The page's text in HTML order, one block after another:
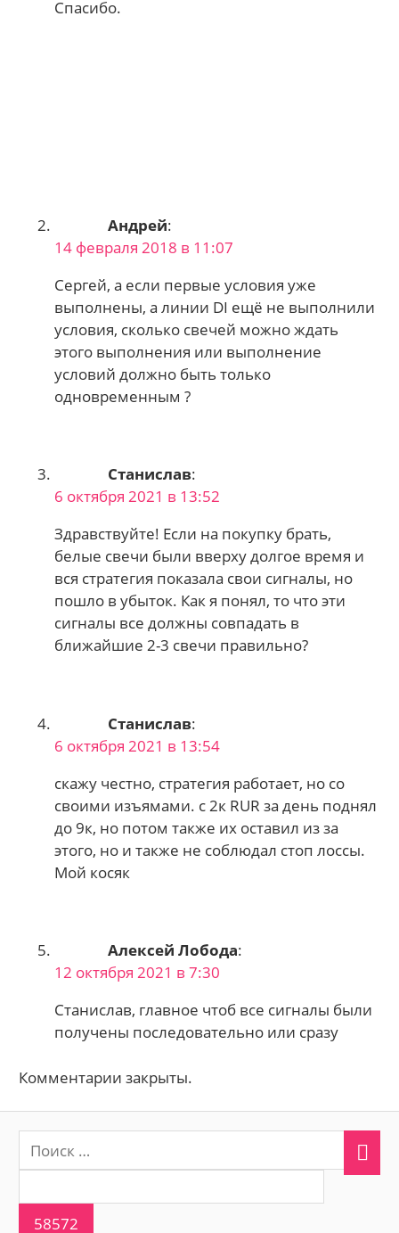
Спасибо.
Андрей:
14 февраля 2018 в 11:07
Сергей, а если первые условия уже
выполнены, а линии DI ещё не выполнили
условия, сколько свечей можно ждать
этого выполнения или выполнение
условий должно быть только
одновременным ?
Станислав:
6 октября 2021 в 13:52
Здравствуйте! Если на покупку брать,
белые свечи были вверху долгое время и
вся стратегия показала свои сигналы, но
пошло в убыток. Как я понял, то что эти
сигналы все должны совпадать в
ближайшие 2-3 свечи правильно?
Станислав:
6 октября 2021 в 13:54
скажу честно, стратегия работает, но со
своими изъямами. с 2к RUR за день поднял
до 9к, но потом также их оставил из за
этого, но и также не соблюдал стоп лоссы.
Мой косяк
Алексей Лобода:
12 октября 2021 в 7:30
Станислав, главное чтоб все сигналы были
получены последовательно или сразу
Комментарии закрыты.